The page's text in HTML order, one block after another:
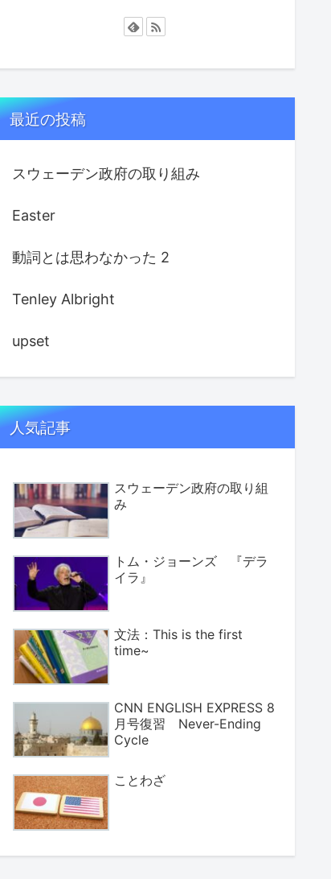
最近の投稿
スウェーデン政府の取り組み
Easter
動詞とは思わなかった 2
Tenley Albright
upset
人気記事
スウェーデン政府の取り組
み
トム・ジョーンズ 『デラ
イラ』
文法：This is the first
time~
CNN ENGLISH EXPRESS 8
月号復習 Never-Ending
Cycle
ことわざ